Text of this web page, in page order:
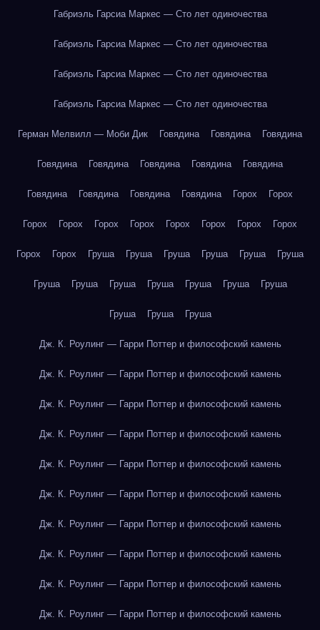
Габриэль Гарсиа Маркес — Сто лет одиночества
Габриэль Гарсиа Маркес — Сто лет одиночества
Габриэль Гарсиа Маркес — Сто лет одиночества
Габриэль Гарсиа Маркес — Сто лет одиночества
Герман Мелвилл — Моби Дик Говядина Говядина Говядина
Говядина Говядина Говядина Говядина Говядина
Говядина Говядина Говядина Говядина Горох Горох
Горох Горох Горох Горох Горох Горох Горох Горох
Горох Горох Груша Груша Груша Груша Груша Груша
Груша Груша Груша Груша Груша Груша Груша
Груша Груша Груша
Дж. К. Роулинг — Гарри Поттер и философский камень
Дж. К. Роулинг — Гарри Поттер и философский камень
Дж. К. Роулинг — Гарри Поттер и философский камень
Дж. К. Роулинг — Гарри Поттер и философский камень
Дж. К. Роулинг — Гарри Поттер и философский камень
Дж. К. Роулинг — Гарри Поттер и философский камень
Дж. К. Роулинг — Гарри Поттер и философский камень
Дж. К. Роулинг — Гарри Поттер и философский камень
Дж. К. Роулинг — Гарри Поттер и философский камень
Дж. К. Роулинг — Гарри Поттер и философский камень